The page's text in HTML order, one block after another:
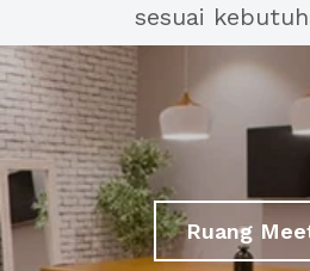
sesuai
Ruang